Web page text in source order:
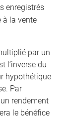
enregistrés
à la vente
par un
l’inverse du
hypothétique
Par
rendement
le bénéfice